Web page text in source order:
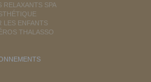
RELAXANTS SPA
LES ENFANTS
THALASSO